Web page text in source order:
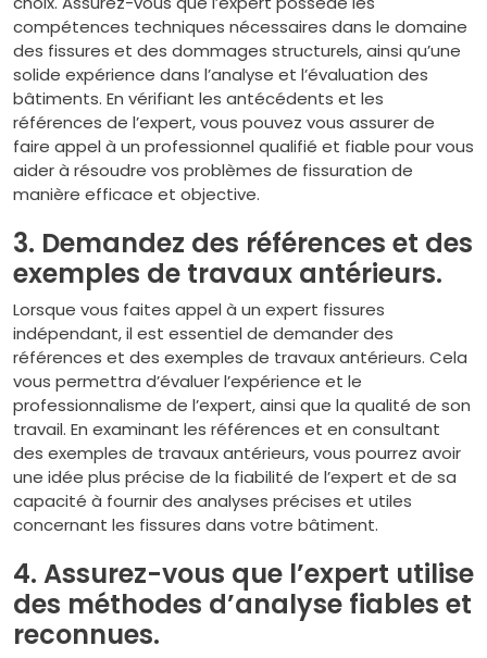
compétences techniques nécessaires dans le domaine
des fissures et des dommages structurels, ainsi qu’une
solide expérience dans l’analyse et l’évaluation des
bâtiments. En vérifiant les antécédents et les
références de l’expert, vous pouvez vous assurer de
faire appel à un professionnel qualifié et fiable pour vous
aider à résoudre vos problèmes de fissuration de
manière efficace et objective.
3. Demandez des références et des
exemples de travaux antérieurs.
Lorsque vous faites appel à un expert fissures
indépendant, il est essentiel de demander des
références et des exemples de travaux antérieurs. Cela
vous permettra d’évaluer l’expérience et le
professionnalisme de l’expert, ainsi que la qualité de son
travail. En examinant les références et en consultant
des exemples de travaux antérieurs, vous pourrez avoir
une idée plus précise de la fiabilité de l’expert et de sa
capacité à fournir des analyses précises et utiles
concernant les fissures dans votre bâtiment.
4. Assurez-vous que l’expert utilise
des méthodes d’analyse fiables et
reconnues.